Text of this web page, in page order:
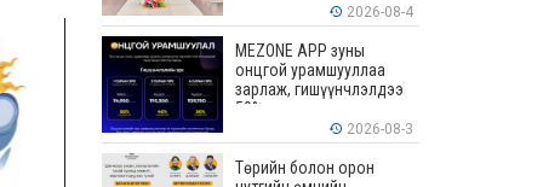
илүү бодит үр дүн чухал
2026-08-4
MEZONE APP зуны
онцгой урамшууллаа
зарлаж, гишүүнчлэлдээ
50% хүртэлх хөнгөлөлт
үзүүлж эхэллээ 2026-08-3
Төрийн болон орон